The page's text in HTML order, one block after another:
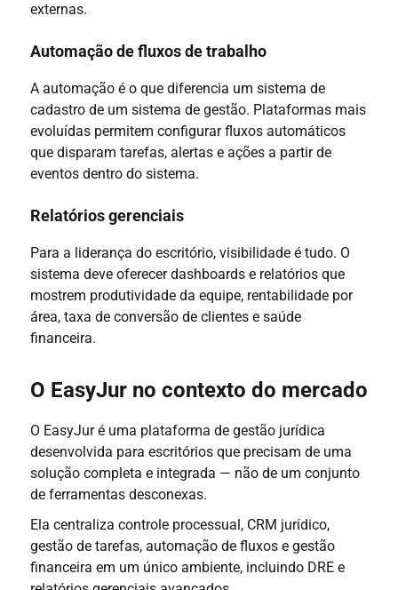
externas.
Automação de fluxos de trabalho
A automação é o que diferencia um sistema de
cadastro de um sistema de gestão. Plataformas mais
evoluídas permitem configurar fluxos automáticos
que disparam tarefas, alertas e ações a partir de
eventos dentro do sistema.
Relatórios gerenciais
Para a liderança do escritório, visibilidade é tudo. O
sistema deve oferecer dashboards e relatórios que
mostrem produtividade da equipe, rentabilidade por
área, taxa de conversão de clientes e saúde
financeira.
O EasyJur no contexto do mercado
O EasyJur é uma plataforma de gestão jurídica
desenvolvida para escritórios que precisam de uma
solução completa e integrada — não de um conjunto
de ferramentas desconexas.
Ela centraliza controle processual, CRM jurídico,
gestão de tarefas, automação de fluxos e gestão
financeira em um único ambiente, incluindo DRE e